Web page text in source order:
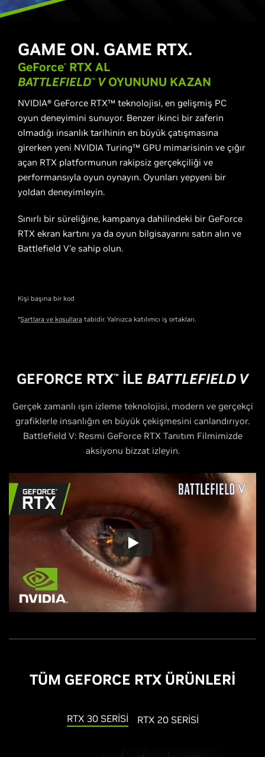
GAME ON. GAME RTX.
GeForce​® RTX AL
BATTLEFIELD™ VOYUNUNU KAZAN
NVIDIA® GeForce RTX™ teknolojisi, en gelişmiş PC
oyun deneyimini sunuyor. Benzer ikinci bir zaferin
olmadığı insanlık tarihinin en büyük çatışmasına
girerken yeni NVIDIA Turing™ GPU mimarisinin ve çığır
açan RTX platformunun rakipsiz gerçekçiliği ve
performansıyla oyun oynayın. Oyunları yepyeni bir
yoldan deneyimleyin.
Sınırlı bir süreliğine, kampanya dahilindeki bir GeForce
RTX ekran kartını ya da oyun bilgisayarını satın alın ve
Battlefield V'e sahip olun.
Kişi başına bir kod
*Şartlara ve koşullara tabidir. Yalnızca katılımcı iş ortakları.
GEFORCE RTX™ İLE BATTLEFIELD V
Gerçek zamanlı ışın izleme teknolojisi, modern ve gerçekçi
grafiklerle insanlığın en büyük çekişmesini canlandırıyor.
Battlefield V: Resmi GeForce RTX Tanıtım Filmimizde
aksiyonu bizzat izleyin.
TÜM GEFORCE RTX ÜRÜNLERİ
RTX 30 SERİSİ RTX 20 SERİSİ